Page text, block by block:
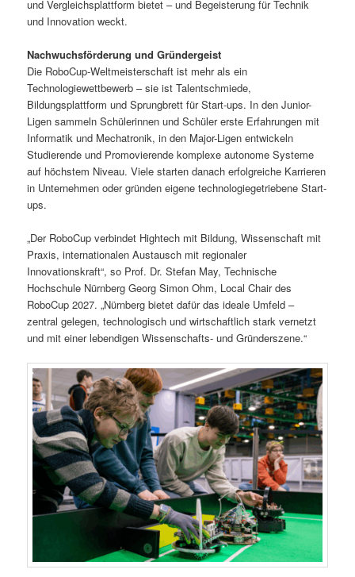
und Vergleichsplattform bietet – und Begeisterung für Technik
und Innovation weckt.
Nachwuchsförderung und Gründergeist
Die RoboCup-Weltmeisterschaft ist mehr als ein
Technologiewettbewerb – sie ist Talentschmiede,
Bildungsplattform und Sprungbrett für Start-ups. In den Junior-
Ligen sammeln Schülerinnen und Schüler erste Erfahrungen mit
Informatik und Mechatronik, in den Major-Ligen entwickeln
Studierende und Promovierende komplexe autonome Systeme
auf höchstem Niveau. Viele starten danach erfolgreiche Karrieren
in Unternehmen oder gründen eigene technologiegetriebene Start-
ups.
„Der RoboCup verbindet Hightech mit Bildung, Wissenschaft mit
Praxis, internationalen Austausch mit regionaler
Innovationskraft“, so Prof. Dr. Stefan May, Technische
Hochschule Nürnberg Georg Simon Ohm, Local Chair des
RoboCup 2027. „Nürnberg bietet dafür das ideale Umfeld –
zentral gelegen, technologisch und wirtschaftlich stark vernetzt
und mit einer lebendigen Wissenschafts- und Gründerszene.“